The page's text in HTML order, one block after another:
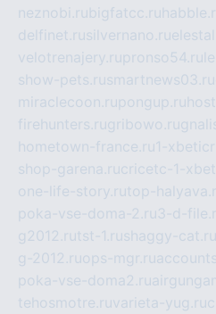
neznobi.rubigfatcc.ru
delfinet.rusilvernano.ru
velotrenajery.rupronso54.ru
show-pets.rusmartnews03.ru
miraclecoon.rupongup.ru
firehunters.rugribowo.ru
hometown-france.ru1-
shop-garena.rucricetc-1-
one-life-story.rutop-
poka-vse-doma-2.ru3-d-
g2012.rutst-1.rushaggy-cat.ru
g-2012.ruops-mgr.ru
poka-vse-doma2.ru
tehosmotre.ruvarieta-yug.ru